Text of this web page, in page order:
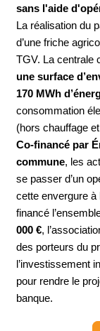
sans l'aide
La réalisation du
d’une friche
TGV. La centrale
une surface
170 MWh
consommation
(hors chauffage
Co-financé par
commune, les
se passer d’un
cette envergure à
financé
000 €,
des porteurs du
l’investissement
pour rendre le
banque.